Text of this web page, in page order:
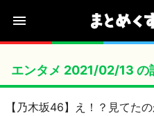
エンタメ 2021/02/13 の
【乃木坂46】え！？見てた